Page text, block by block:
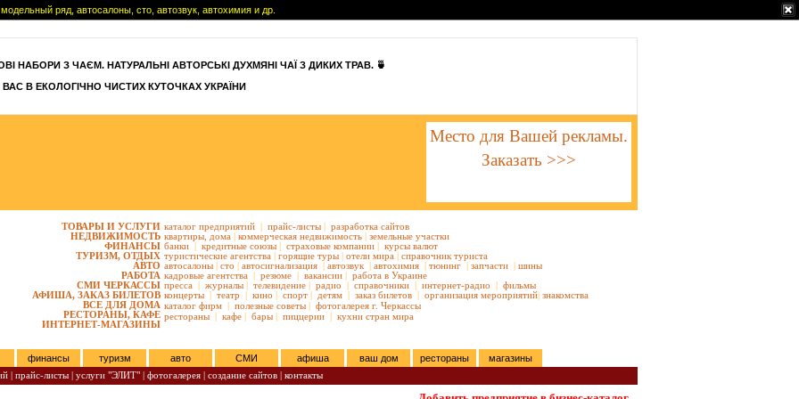
ряд, автосалоны, сто, автозвук, автохимия и др.
НАБОРИ З ЧАЄМ. НАТУРАЛЬНІ АВТОРСЬКІ ДУХМЯНІ ЧАЇ З ДИКИХ ТРАВ. 🍵
В ЕКОЛОГІЧНО ЧИСТИХ КУТОЧКАХ УКРАЇНИ
Место для Вашей рекламы.
Заказать >>>
ТОВАРЫ И УСЛУГИ
НЕДВИЖИМОСТЬ
ФИНАНСЫ
ТУРИЗМ, ОТДЫХ
АВТО
РАБОТА
СМИ ЧЕРКАССЫ
АФИША, ЗАКАЗ БИЛЕТОВ
ВСЕ ДЛЯ ДОМА
РЕСТОРАНЫ, КАФЕ
ИНТЕРНЕТ-МАГАЗИНЫ
каталог предприятий | прайс-листы | разработка сайтов
квартиры, дома | коммерческая недвижимость | земельные участки
банки | кредитные союзы | страховые компании | курсы валют
туристические агентства | горящие туры | отели мира | справочник туриста
автосалоны | сто | автосигнализация | автозвук | автохимия | тюнинг | запчасти | шины
кадровые агентства | резюме | вакансии | работа в Украине
пресса | журналы | телевидение | радио | справочники | интернет-радио | фильмы
концерты | театр | кино | спорт | детям | заказ билетов | организация мероприятий| знакомства
каталог фирм | полезные советы | фотогалерея г. Черкассы
рестораны | кафе | бары | пиццерии | кухни стран мира
финансы туризм авто СМИ афиша ваш дом рестораны
магазины
| прайс-листы | услуги "ЭЛИТ" | фотогалерея | создание сайтов | контакты